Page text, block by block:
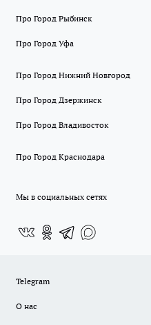
Про Город Рыбинск
Про Город Уфа
Про Город Нижний Новгород
Про Город Дзержинск
Про Город Владивосток
Про Город Краснодара
Мы в социальных сетях
Telegram
О нас